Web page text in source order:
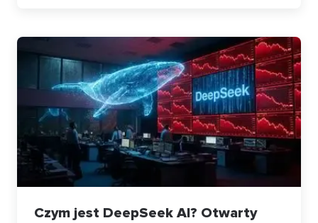
Czym jest DeepSeek AI? Otwarty